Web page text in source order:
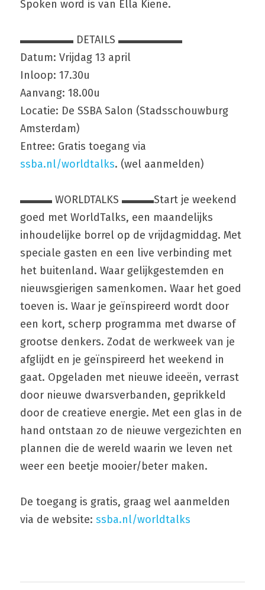
Spoken word is van Ella Kiene.
▬▬▬▬▬ DETAILS ▬▬▬▬▬▬
Datum: Vrijdag 13 april
Inloop: 17.30u
Aanvang: 18.00u
Locatie: De SSBA Salon (Stadsschouwburg
Amsterdam)
ssba.nl/worldtalks. (wel aanmelden)
▬▬▬ WORLDTALKS ▬▬▬Start je weekend
goed met WorldTalks, een maandelijks
inhoudelijke borrel op de vrijdagmiddag. Met
speciale gasten en een live verbinding met
het buitenland. Waar gelijkgestemden en
nieuwsgierigen samenkomen. Waar het goed
toeven is. Waar je geïnspireerd wordt door
een kort, scherp programma met dwarse of
grootse denkers. Zodat de werkweek van je
afglijdt en je geïnspireerd het weekend in
gaat. Opgeladen met nieuwe ideeën, verrast
door nieuwe dwarsverbanden, geprikkeld
door de creatieve energie. Met een glas in de
hand ontstaan zo de nieuwe vergezichten en
plannen die de wereld waarin we leven net
weer een beetje mooier/beter maken.
De toegang is gratis, graag wel aanmelden
via de website: ssba.nl/worldtalks